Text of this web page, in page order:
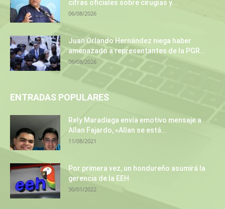
cifras oficiales sobre cirugías y...
06/08/2026
Juan Orlando Hernández niega haber
amenazado a representantes de la PGR...
06/08/2026
ENTRADAS POPULARES
Rely Maradiaga envía emotivo mensaje a
Allan Fajardo, «Allan se está...
11/08/2021
Por primera vez, un hondureño asumirá la
gerencia de la EEH
30/01/2022